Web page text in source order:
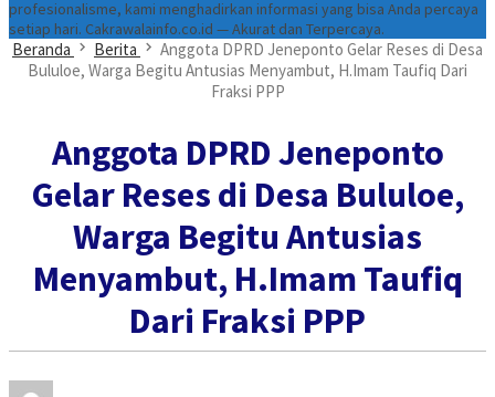
profesionalisme, kami menghadirkan informasi yang bisa Anda percaya
setiap hari. Cakrawalainfo.co.id — Akurat dan Terpercaya.
Beranda Berita
Anggota DPRD Jeneponto Gelar Reses di Desa
Bululoe, Warga Begitu Antusias Menyambut, H.Imam Taufiq Dari
Fraksi PPP
Anggota DPRD Jeneponto
Gelar Reses di Desa Bululoe,
Warga Begitu Antusias
Menyambut, H.Imam Taufiq
Dari Fraksi PPP